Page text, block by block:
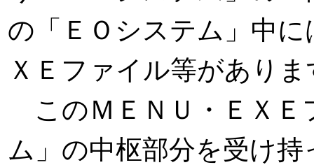
の「ＥＯシステム」中
ＸＥファイル等がありま
このＭＥＮＵ・ＥＸＥ
ム」の中枢部分を受け